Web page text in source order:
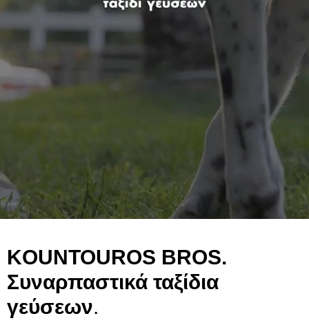
KOUNTOUROS BROS.
Συναρπαστικά ταξίδια
γεύσεων.